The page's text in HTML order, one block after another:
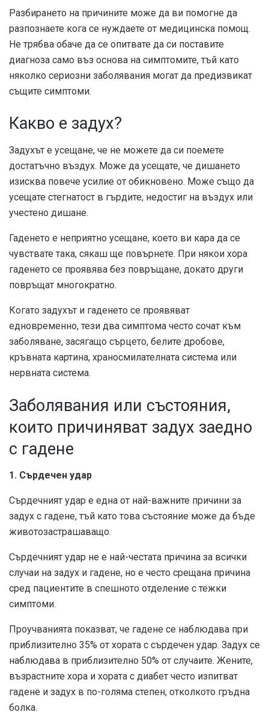
Разбирането на причините може да ви помогне да
разпознаете кога се нуждаете от медицинска помощ.
Не трябва обаче да се опитвате да си поставите
диагноза само въз основа на симптомите, тъй като
няколко сериозни заболявания могат да предизвикат
същите симптоми.
Какво е задух?
Задухът е усещане, че не можете да си поемете
достатъчно въздух. Може да усещате, че дишането
изисква повече усилие от обикновено. Може също да
усещате стегнатост в гърдите, недостиг на въздух или
учестено дишане.
Гаденето е неприятно усещане, което ви кара да се
чувствате така, сякаш ще повърнете. При някои хора
гаденето се проявява без повръщане, докато други
повръщат многократно.
Когато задухът и гаденето се проявяват
едновременно, тези два симптома често сочат към
заболяване, засягащо сърцето, белите дробове,
кръвната картина, храносмилателната система или
нервната система.
Заболявания или състояния,
които причиняват задух заедно
с гадене
1. Сърдечен удар
Сърдечният удар е една от най-важните причини за
задух с гадене, тъй като това състояние може да бъде
животозастрашаващо.
Сърдечният удар не е най-честата причина за всички
случаи на задух и гадене, но е често срещана причина
сред пациентите в спешното отделение с тежки
симптоми.
Проучванията показват, че гадене се наблюдава при
приблизително 35% от хората с сърдечен удар. Задух се
наблюдава в приблизително 50% от случаите. Жените,
възрастните хора и хората с диабет често изпитват
гадене и задух в по-голяма степен, отколкото гръдна
болка.